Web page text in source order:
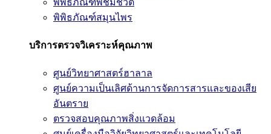
พิพิธภัณฑ์สมุนไพร
บริการตรวจวิเคราะห์คุณภาพ
ศูนย์วิทยาศาสตร์ฮาลาล
ศูนย์ความเป็นเลิศด้านการจัดการสารและของเสีย
อันตราย
ตรวจสอบคุณภาพสิ่งแวดล้อม